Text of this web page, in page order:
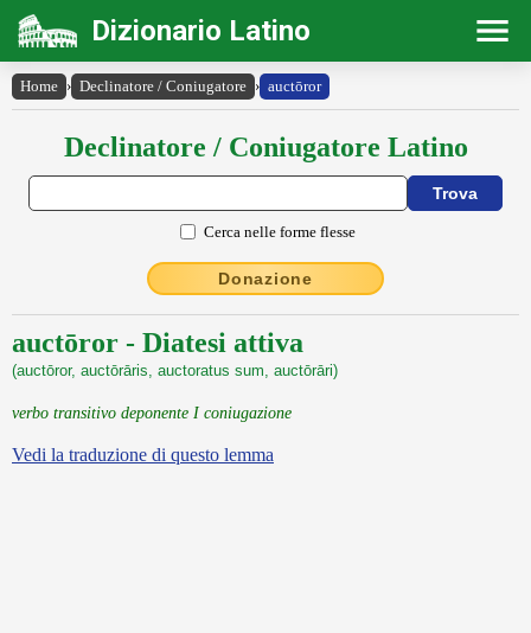
Dizionario Latino
Home › Declinatore / Coniugatore › auctōror
Declinatore / Coniugatore Latino
Cerca nelle forme flesse
Donazione
auctōror - Diatesi attiva
(auctōror, auctōrāris, auctoratus sum, auctōrāri)
verbo transitivo deponente I coniugazione
Vedi la traduzione di questo lemma